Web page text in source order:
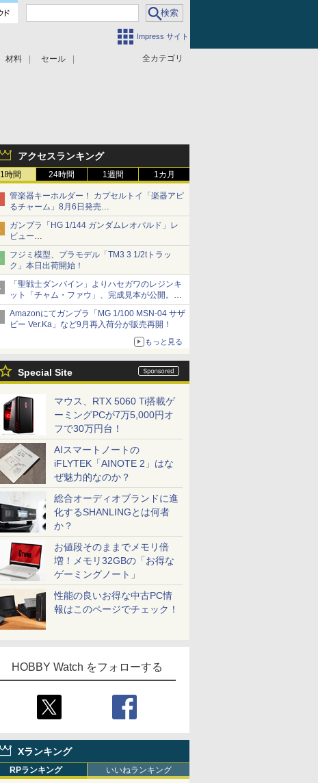
Impress サイト
全カテゴリ
材料 セール
アクセスランキング
1時間 24時間 1週間 1カ月
管楽器キーホルダー！ カプセルトイ「楽器アピ
るチャーム」8月6日発売
チューバ、テナサクなど5種各3色
ガンプラ「HG 1/144 ガンダムレオパルド」レ
ビュー
『機動新世紀ガンダムX』30周年！インナーア
ームガトリングの変形機構まで再現し最新フォ
ーマットでキット化！
フジミ模型、プラモデル「TM3 3 1/2tトラッ
ク」本日出荷開始！
「聖戦士ダンバイン」よりハセガワのレジンキ
ット「チャム・ファウ」、完成見本が公開。9
月3日頃発売予定
Amazonにてガンプラ「MG 1/100 MSN-04 サザ
ビー Ver.Ka」など9月再入荷分が販売再開！
もっと見る
Special Site
マウス、RTX 5060 Ti搭載ゲ
ーミングPCが7万5,000円オ
フで30万円台！
AIスマートノートの
iFLYTEK「AINOTE 2」はな
ぜ魅力的なのか？
総合オーディオブランドに進
化するSHANLINGとは何者
か？
お値段そのままでメモリ倍
増！メモリ32GBの「お得な
ゲーミングノート」
性能の良いお得な中古PC情
報はこのページでチェック！
HOBBY Watch をフォローする
Xランキング
RPランキング いいねランキング